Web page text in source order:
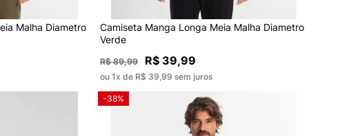
Malha Diametro
Camiseta Manga Longa Meia Malha Diametro
Verde
R$ 89,99 R$ 39,99
ou 1x de R$ 39,99 sem juros
-38%